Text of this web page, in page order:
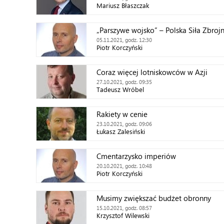
Mariusz Błaszczak
„Parszywe wojsko” – Polska Siła
05.11.2021, godz. 12:30
Piotr Korczyński
Coraz więcej lotniskowców w Azji
27.10.2021, godz. 09:35
Tadeusz Wróbel
Rakiety w cenie
23.10.2021, godz. 09:06
Łukasz Zalesiński
Cmentarzysko imperiów
20.10.2021, godz. 10:48
Piotr Korczyński
Musimy zwiększać budżet obronny
15.10.2021, godz. 08:57
Krzysztof Wilewski